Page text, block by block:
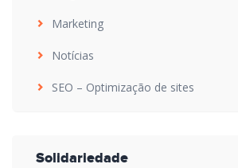
Marketing
Notícias
SEO – Optimização de sites
Solidariedade